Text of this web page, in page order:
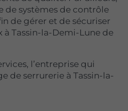
de systèmes de contrôle
de gérer et de sécuriser
à Tassin-la-Demi-Lune de
l’entreprise qui
de serrurerie à Tassin-la-